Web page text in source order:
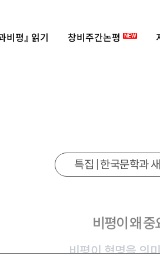
비평』 읽기 창비주간논평 NEW
특집 | 한국문학과
비평이 왜 중
비평이 혁명을 의